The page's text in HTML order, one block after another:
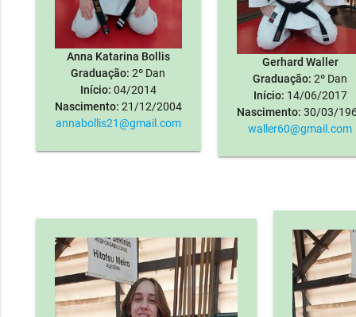
Anna Katarina Bollis
Graduação: 2º Dan
Início: 04/2014
Nascimento: 21/12/2004
annabollis21@gmail.com
Gerhard Waller
Graduação: 2º Dan
Início: 14/06/2017
Nascimento: 30/03/
waller60@gmail.com